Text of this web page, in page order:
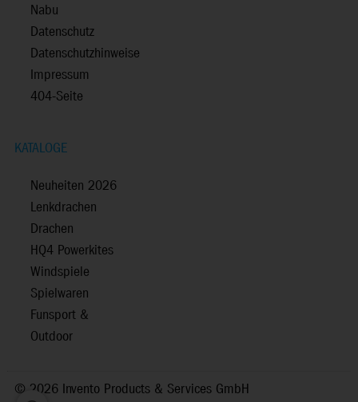
Nabu
Datenschutz
Datenschutzhinweise
Impressum
404-Seite
KATALOGE
Neuheiten 2026
Lenkdrachen
Drachen
HQ4 Powerkites
Windspiele
Spielwaren
Funsport &
Outdoor
© 2026 Invento Products & Services GmbH